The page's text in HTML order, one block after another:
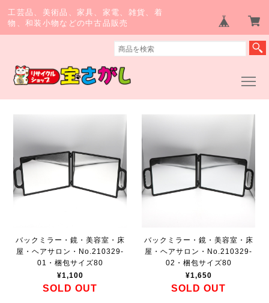
工芸品、美術品、家具、家電、雑貨、着
物、和装小物などの中古品販売
バックミラー・鏡・美容室・床
屋・ヘアサロン・No.210329-
01・梱包サイズ80
¥1,100
SOLD OUT
バックミラー・鏡・美容室・床
屋・ヘアサロン・No.210329-
02・梱包サイズ80
¥1,650
SOLD OUT